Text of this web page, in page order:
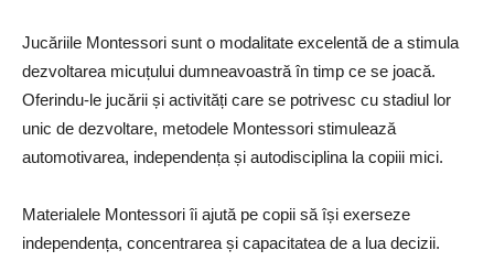
Jucăriile Montessori sunt o modalitate excelentă de a stimula
dezvoltarea micuțului dumneavoastră în timp ce se joacă.
Oferindu-le jucării și activități care se potrivesc cu stadiul lor
unic de dezvoltare, metodele Montessori stimulează
automotivarea, independența și autodisciplina la copiii mici.
Materialele Montessori îi ajută pe copii să își exerseze
independența, concentrarea și capacitatea de a lua decizii.